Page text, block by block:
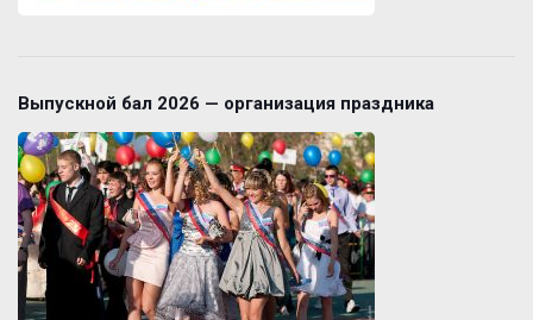
Выпускной бал 2026 — организация праздника